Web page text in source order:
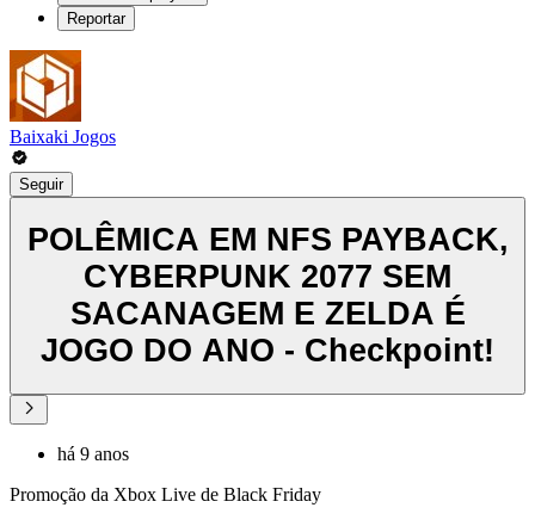
Reportar
Baixaki Jogos
Seguir
POLÊMICA EM NFS PAYBACK,
CYBERPUNK 2077 SEM
SACANAGEM E ZELDA É
JOGO DO ANO - Checkpoint!
há 9 anos
Promoção da Xbox Live de Black Friday